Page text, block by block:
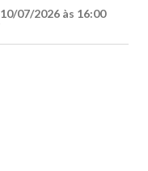
10/07/2026 às 16:00